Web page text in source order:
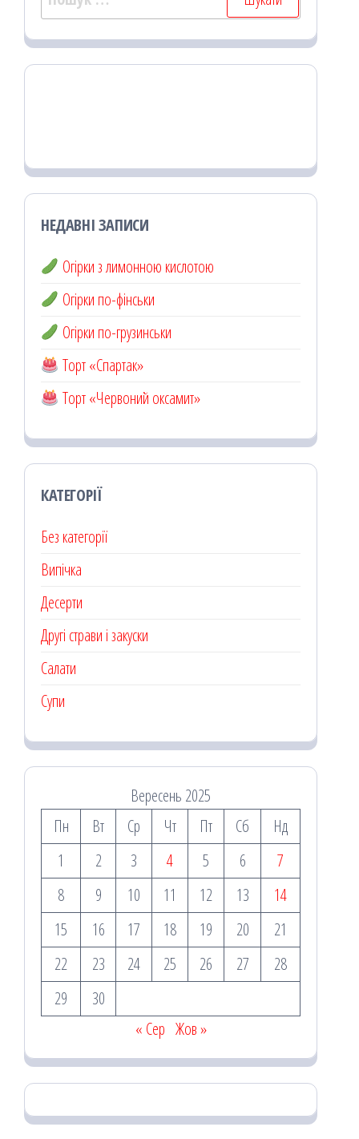
НЕДАВНІ ЗАПИСИ
Огірки з лимонною кислотою
Огірки по-фінськи
Огірки по-грузинськи
Торт «Спартак»
Торт «Червоний оксамит»
КАТЕГОРІЇ
Без категорії
Випічка
Десерти
Другі страви і закуски
Салати
Супи
Вересень 2025
Пн
Вт Ср Чт Пт Сб
Нд
1
2 3 4 5 6
7
8
9 10 11 12 13
14
15
16 17 18 19 20
21
22
23 24 25 26 27
28
29
30
« Сер Жов »